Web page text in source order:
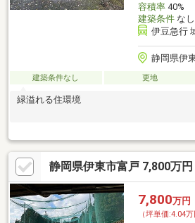
容積率40%
建築条件なし
伊豆急行
静岡県伊
建築条件なし 更地
緑溢れる住環境
静岡県伊東市富戸 7,800万円
7,800万円
（坪単価:4.04万